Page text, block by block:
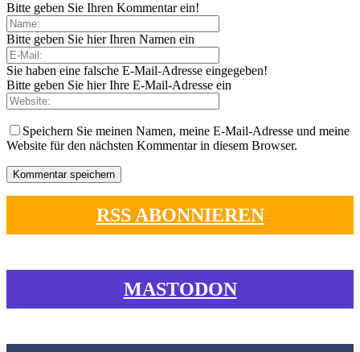
Bitte geben Sie Ihren Kommentar ein!
Bitte geben Sie hier Ihren Namen ein
Sie haben eine falsche E-Mail-Adresse eingegeben!
Bitte geben Sie hier Ihre E-Mail-Adresse ein
Speichern Sie meinen Namen, meine E-Mail-Adresse und meine
Website für den nächsten Kommentar in diesem Browser.
RSS ABONNIEREN
MASTODON